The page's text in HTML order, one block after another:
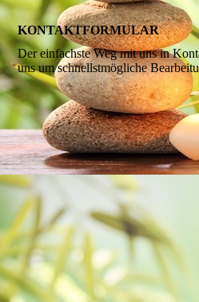
KONTAKTFORMULAR
Der einfachste Weg mit uns in
uns um schnellstmögliche